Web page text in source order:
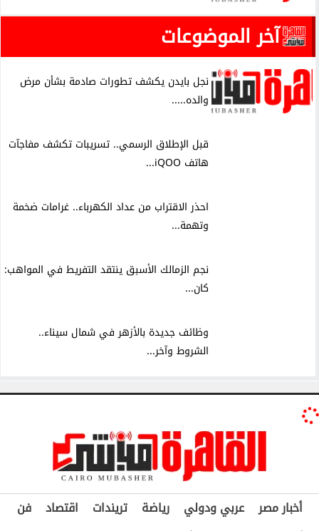
آخر الموضوعات
نجل بايدن يكشف تطورات صادمة بشأن مرض
والده.....
قبل الإطلاق الرسمي.. تسريبات تكشف مفاجآت
هاتف iQOO...
احذر الاقتراب من عداد الكهرباء.. غرامات ضخمة
وتهمة...
نجم الزمالك الأسبق ينتقد التفريط في المواهب:
كان...
وظائف جديدة بالأزهر في شمال سيناء..
الشروط وآخر...
أخبار مصر عربي ودولي رياضة تريندات اقتصاد
فن